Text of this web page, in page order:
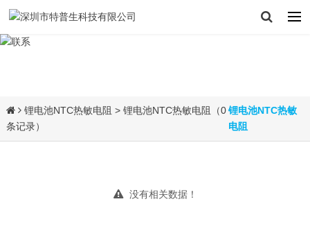
锂电池NTC热敏电阻 > 锂电池NTC热敏电阻（0
条记录）
锂电池NTC热敏
电阻
没有相关数据！